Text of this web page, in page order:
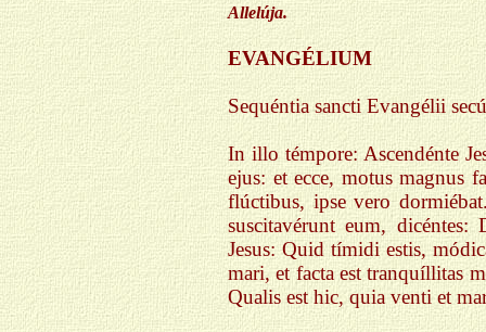
Allelúja.
EVANGÉLIUM
Sequéntia sancti Evangélii
In illo témpore: Ascendénte
ejus: et ecce, motus magnus
flúctibus, ipse vero
suscitavérunt eum,
Jesus: Quid tímidi estis,
mari, et facta est tranquíllitas
Qualis est hic, quia venti et